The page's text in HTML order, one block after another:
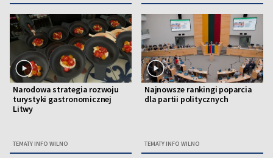
Narodowa strategia rozwoju
turystyki gastronomicznej
Litwy
TEMATY INFO WILNO
Najnowsze rankingi poparcia
dla partii politycznych
TEMATY INFO WILNO